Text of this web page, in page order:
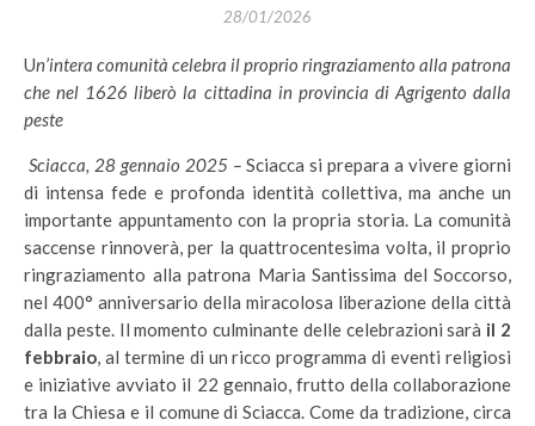
28/01/2026
Un’intera comunità celebra il proprio ringraziamento alla patrona
che nel 1626 liberò la cittadina in provincia di Agrigento dalla
peste
Sciacca, 28 gennaio 2025 – Sciacca si prepara a vivere giorni
di intensa fede e profonda identità collettiva, ma anche un
importante appuntamento con la propria storia. La comunità
saccense rinnoverà, per la quattrocentesima volta, il proprio
ringraziamento alla patrona Maria Santissima del Soccorso,
nel 400° anniversario della miracolosa liberazione della città
dalla peste. Il momento culminante delle celebrazioni sarà il 2
febbraio, al termine di un ricco programma di eventi religiosi
e iniziative avviato il 22 gennaio, frutto della collaborazione
tra la Chiesa e il comune di Sciacca. Come da tradizione, circa